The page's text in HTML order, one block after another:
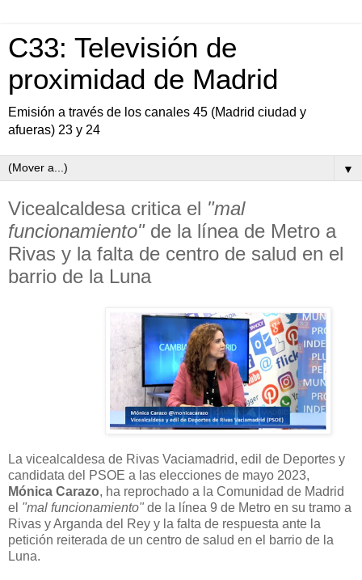
C33: Televisión de
proximidad de Madrid
Emisión a través de los canales 45 (Madrid ciudad y
afueras) 23 y 24
▼
Vicealcaldesa critica el "mal
funcionamiento"de la línea de Metro a
Rivas y la falta de centro de salud en el
barrio de la Luna
La vicealcaldesa de Rivas Vaciamadrid, edil de Deportes y
candidata del PSOE a las elecciones de mayo 2023,
Mónica Carazo, ha reprochado a la Comunidad de Madrid
el "mal funcionamiento" de la línea 9 de Metro en su tramo a
Rivas y Arganda del Rey y la falta de respuesta ante la
petición reiterada de un centro de salud en el barrio de la
Luna.